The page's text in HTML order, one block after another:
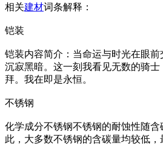
相关建材词条解释：
铠装
铠装内容简介：当命运与时光在眼
沉寂黑暗。这一刻我看见无数的骑
拜。我在即是永恒。
不锈钢
化学成分不锈钢不锈钢的耐蚀性随含
此，大多数不锈钢的含碳量均较低，